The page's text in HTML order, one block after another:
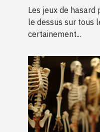
Les jeux de
le dessus sur tous
certainement...